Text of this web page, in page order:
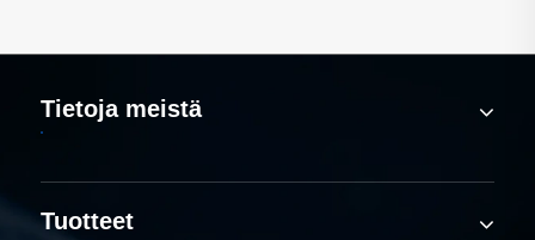
Tietoja meistä
Tuotteet